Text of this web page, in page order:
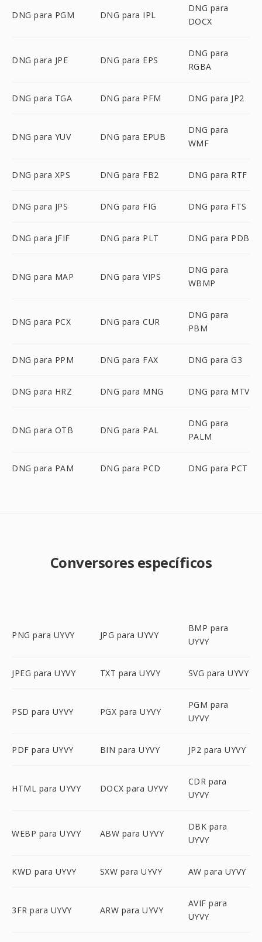
DNG para PGM DNG para IPL
DNG para
DOCX
DNG para JPE DNG para EPS
DNG para
RGBA
DNG para TGA DNG para PFM DNG para JP2
DNG para YUV DNG para EPUB
DNG para
WMF
DNG para XPS DNG para FB2 DNG para RTF
DNG para JPS DNG para FIG DNG para FTS
DNG para JFIF DNG para PLT DNG para PDB
DNG para MAP DNG para VIPS
DNG para
WBMP
DNG para PCX DNG para CUR
DNG para
PBM
DNG para PPM DNG para FAX DNG para G3
DNG para HRZ DNG para MNG DNG para MTV
DNG para OTB DNG para PAL
DNG para
PALM
DNG para PAM DNG para PCD DNG para PCT
Conversores específicos
PNG para UYVY JPG para UYVY
BMP para
UYVY
JPEG para UYVY TXT para UYVY SVG para UYVY
PSD para UYVY PGX para UYVY
PGM para
UYVY
PDF para UYVY BIN para UYVY JP2 para UYVY
HTML para UYVY DOCX para UYVY
CDR para
UYVY
WEBP para UYVY ABW para UYVY
DBK para
UYVY
KWD para UYVY SXW para UYVY AW para UYVY
3FR para UYVY ARW para UYVY
AVIF para
UYVY